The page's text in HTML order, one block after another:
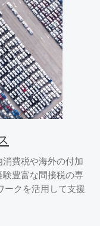
費税や海外の付加
豊富な間接税の専
ークを活用して支援